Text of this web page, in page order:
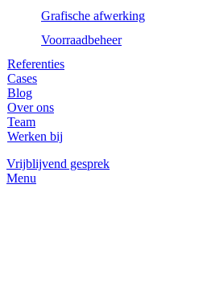
Grafische afwerking
Voorraadbeheer
Referenties
Cases
Blog
Over ons
Team
Werken bij
Vrijblijvend gesprek
Menu